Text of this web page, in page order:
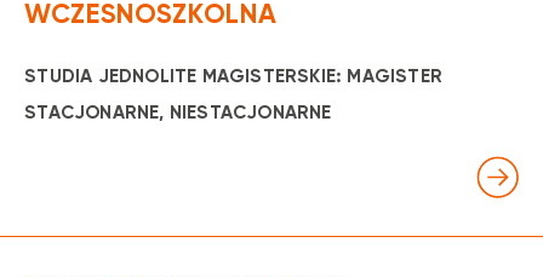
STUDIA JEDNOLITE MAGISTERSKIE: MAGISTER
STACJONARNE, NIESTACJONARNE
WCZESNOSZKOLNA